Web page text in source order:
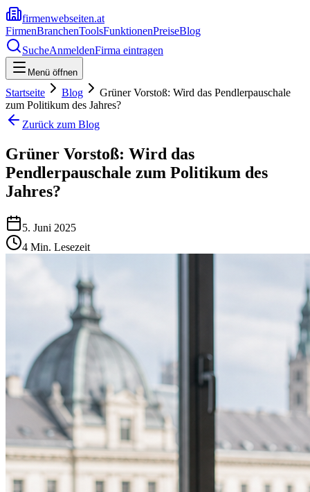
firmenwebseiten.at
FirmenBranchenToolsFunktionenPreiseBlog
SucheAnmeldenFirma eintragen
Menü öffnen
Startseite Blog
Grüner Vorstoß: Wird das Pendlerpauschale
zum Politikum des Jahres?
Zurück zum Blog
Grüner Vorstoß: Wird das
Pendlerpauschale zum Politikum des
Jahres?
5. Juni 2025
4 Min. Lesezeit